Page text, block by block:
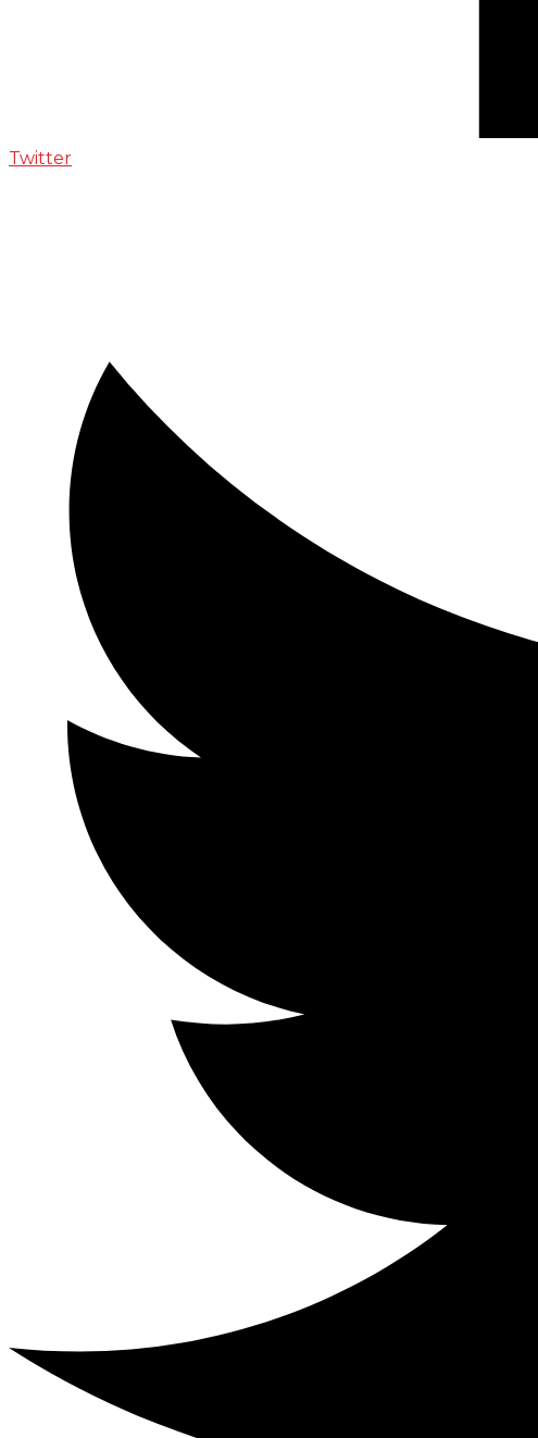
Twitter